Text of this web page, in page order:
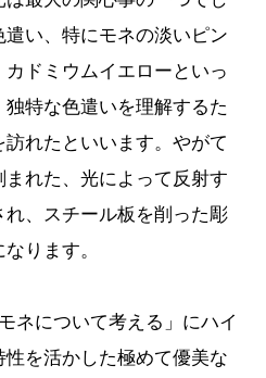
い、特にモネの淡いピン
ドミウムイエローといっ
特な色遣いを理解するた
れたといいます。やがて
れた、光によって反射す
、スチール板を削った彫
ります。
ネについて考える」にハイ
を活かした極めて優美な